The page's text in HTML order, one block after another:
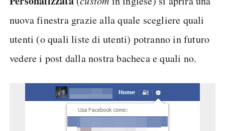
nuova finestra grazie alla quale scegliere quali
utenti (o quali liste di utenti) potranno in futuro
vedere i post dalla nostra bacheca e quali no.